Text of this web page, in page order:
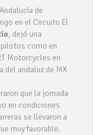
de
en el Circuito El
, dejó una
como en
Motorcycles en
del andaluz de MX
que la jornada
en condiciones
se llevaron a
muy favorable.